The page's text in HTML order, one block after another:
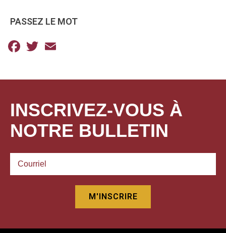
PASSEZ LE MOT
Facebook
Twitter
INSCRIVEZ-VOUS À
NOTRE BULLETIN